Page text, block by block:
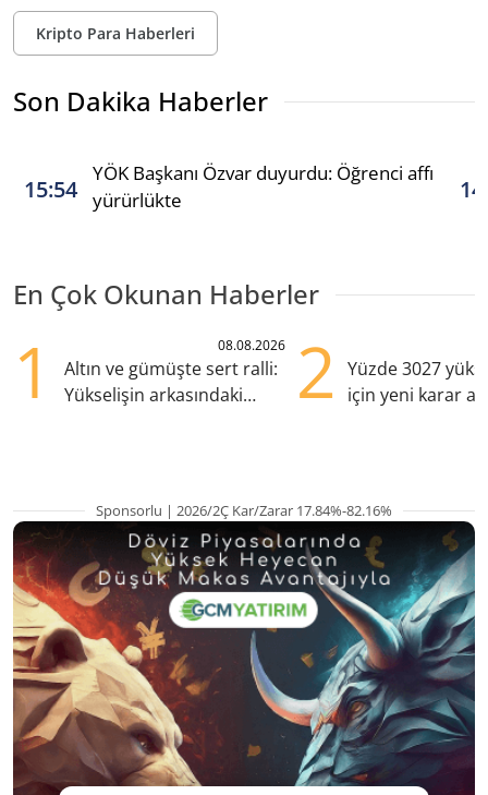
Kripto Para Haberleri
Son Dakika Haberler
15:54
YÖK Başkanı Özvar duyurdu: Öğrenci affı
yürürlükte
En Çok Okunan Haberler
1 08.08.2026
Altın ve gümüşte sert ralli:
Yükselişin arkasındaki
2
Yüzde 3027
için yeni karar
Sponsorlu | 2026/2Ç Kar/Zarar 17.84%-82.16%